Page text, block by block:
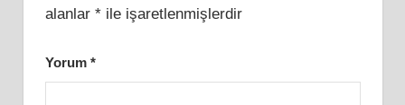
alanlar *ile işaretlenmişlerdir
Yorum *